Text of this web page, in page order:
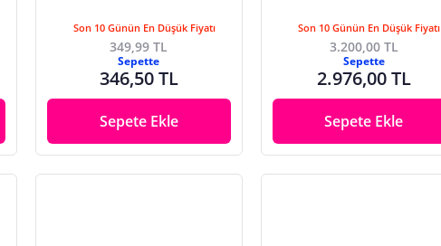
Son 10 Günün En Düşük Fiyatı
349,99 TL
Sepette
346,50 TL
Sepete Ekle
Son 10 Günün En Düşük Fiyatı
3.200,00 TL
Sepette
2.976,00 TL
Sepete Ekle